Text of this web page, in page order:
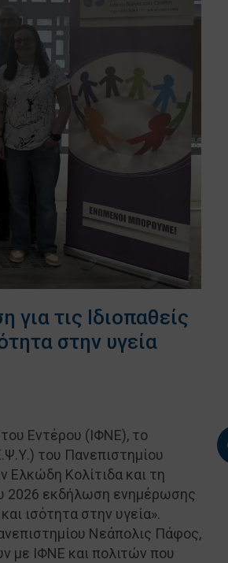
τις Ιδιοπαθείς
στην υγεία
Εντέρου (ΙΦΝΕ), το
του Πανεπιστημίου
Ελκώδη Κολίτιδα και τη
2026 εκδήλωση ενημέρωσης
ισότητα στην υγεία».
Νεάπολις Πάφος,
με ΙΦΝΕ και πολιτών που